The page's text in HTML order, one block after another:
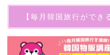
【毎月韓国旅行ができ